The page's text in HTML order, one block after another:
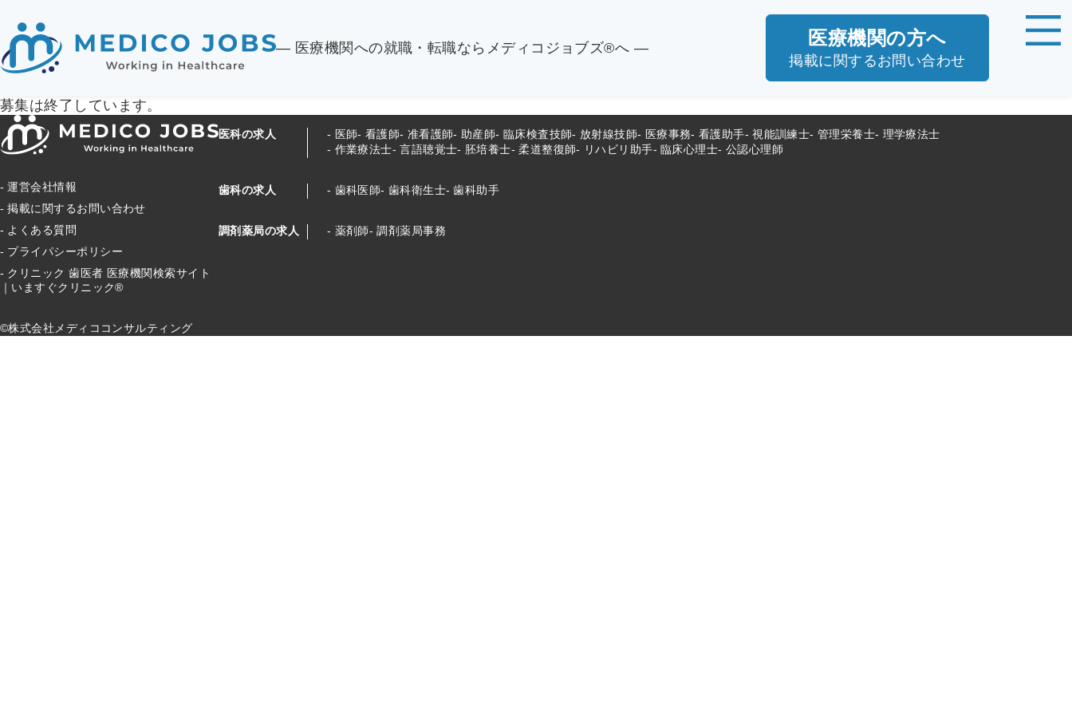
― 医療機関への就職・転職ならメディコジョブズ®へ ― 医療機関の方へ
掲載に関するお問い合わせ
募集は終了しています。
運営会社情報
掲載に関するお問い合わせ
よくある質問
プライパシーポリシー
クリニック 歯医者 医療機関検索サイト
｜いますぐクリニック®
©株式会社メディココンサルティング
医科の求人 医師 看護師 准看護師 助産師 臨床検査技師 放射線技師 医療事務 看護助手 視能訓練士 管理栄養士
理学療法士
作業療法士
言語聴覚士 胚培養士 柔道整復師 リハビリ助手 臨床心理士 公認心理師
歯科の求人 歯科医師 歯科衛生士 歯科助手
調剤薬局の求人 薬剤師 調剤薬局事務